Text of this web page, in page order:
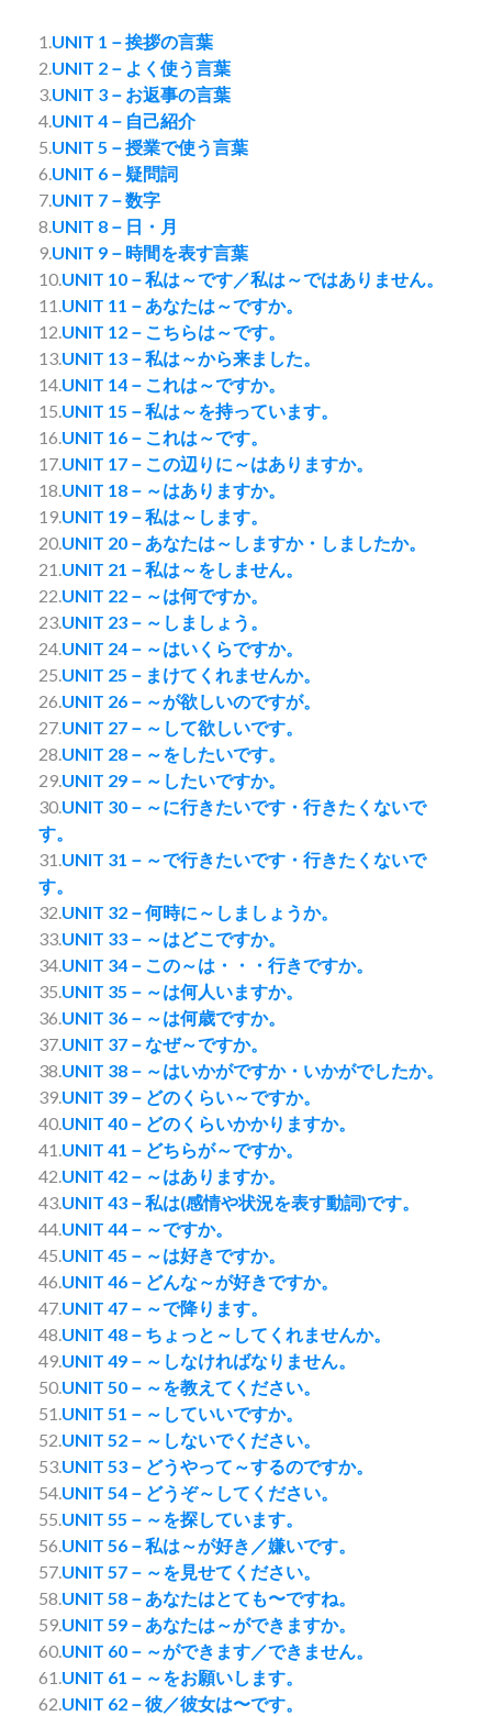
1.UNIT 1－挨拶の言葉
2.UNIT 2－よく使う言葉
3.UNIT 3－お返事の言葉
4.UNIT 4－自己紹介
5.UNIT 5－授業で使う言葉
6.UNIT 6－疑問詞
7.UNIT 7－数字
8.UNIT 8－日・月
9.UNIT 9－時間を表す言葉
10.UNIT 10－私は～です／私は～ではありません。
11.UNIT 11－あなたは～ですか。
12.UNIT 12－こちらは～です。
13.UNIT 13－私は～から来ました。
14.UNIT 14－これは～ですか。
15.UNIT 15－私は～を持っています。
16.UNIT 16－これは～です。
17.UNIT 17－この辺りに～はありますか。
18.UNIT 18－～はありますか。
19.UNIT 19－私は～します。
20.UNIT 20－あなたは～しますか・しましたか。
21.UNIT 21－私は～をしません。
22.UNIT 22－～は何ですか。
23.UNIT 23－～しましょう。
24.UNIT 24－～はいくらですか。
25.UNIT 25－まけてくれませんか。
26.UNIT 26－～が欲しいのですが。
27.UNIT 27－～して欲しいです。
28.UNIT 28－～をしたいです。
29.UNIT 29－～したいですか。
30.UNIT 30－～に行きたいです・行きたくないで
す。
31.UNIT 31－～で行きたいです・行きたくないで
す。
32.UNIT 32－何時に～しましょうか。
33.UNIT 33－～はどこですか。
34.UNIT 34－この～は・・・行きですか。
35.UNIT 35－～は何人いますか。
36.UNIT 36－～は何歳ですか。
37.UNIT 37－なぜ～ですか。
38.UNIT 38－～はいかがですか・いかがでしたか。
39.UNIT 39－どのくらい～ですか。
40.UNIT 40－どのくらいかかりますか。
41.UNIT 41－どちらが～ですか。
42.UNIT 42－～はありますか。
43.UNIT 43－私は(感情や状況を表す動詞)です。
44.UNIT 44－～ですか。
45.UNIT 45－～は好きですか。
46.UNIT 46－どんな～が好きですか。
47.UNIT 47－～で降ります。
48.UNIT 48－ちょっと～してくれませんか。
49.UNIT 49－～しなければなりません。
50.UNIT 50－～を教えてください。
51.UNIT 51－～していいですか。
52.UNIT 52－～しないでください。
53.UNIT 53－どうやって～するのですか。
54.UNIT 54－どうぞ～してください。
55.UNIT 55－～を探しています。
56.UNIT 56－私は～が好き／嫌いです。
57.UNIT 57－～を見せてください。
58.UNIT 58－あなたはとても〜ですね。
59.UNIT 59－あなたは～ができますか。
60.UNIT 60－～ができます／できません。
61.UNIT 61－～をお願いします。
62.UNIT 62－彼／彼女は〜です。